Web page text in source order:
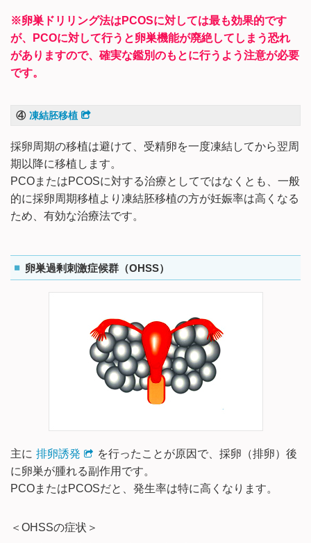
※卵巣ドリリング法はPCOSに対しては最も効果的です
が、PCOに対して行うと卵巣機能が廃絶してしまう恐れ
がありますので、確実な鑑別のもとに行うよう注意が必要
です。
④ 凍結胚移植
採卵周期の移植は避けて、受精卵を一度凍結してから翌周
期以降に移植します。
PCOまたはPCOSに対する治療としてではなくとも、一般
的に採卵周期移植より凍結胚移植の方が妊娠率は高くなる
ため、有効な治療法です。
卵巣過剰刺激症候群（OHSS）
主に 排卵誘発
を行ったことが原因で、採卵（排卵）後
に卵巣が腫れる副作用です。
PCOまたはPCOSだと、発生率は特に高くなります。
＜OHSSの症状＞